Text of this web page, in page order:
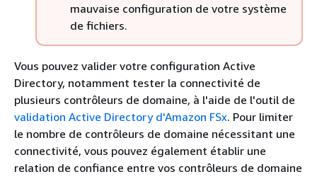
mauvaise configuration de votre système
de fichiers.
Vous pouvez valider votre configuration Active
Directory, notamment tester la connectivité de
plusieurs contrôleurs de domaine, à l'aide de l'outil de
validation Active Directory d'Amazon FSx. Pour limiter
le nombre de contrôleurs de domaine nécessitant une
connectivité, vous pouvez également établir une
relation de confiance entre vos contrôleurs de domaine